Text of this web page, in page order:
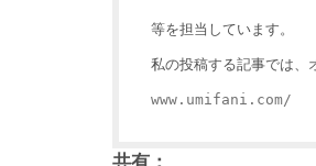
等を担当しています。
私の投稿する記事では、
www.umifani.com/